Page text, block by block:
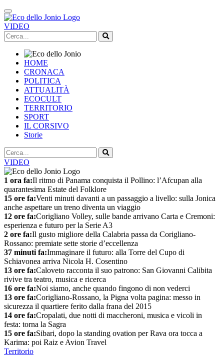
VIDEO
HOME
CRONACA
POLITICA
ATTUALITÀ
ECOCULT
TERRITORIO
SPORT
IL CORSIVO
Storie
VIDEO
1 ora fa:Il ritmo di Panama conquista il Pollino: l’Afcupan alla
quarantesima Estate del Folklore
15 ore fa:Venti minuti davanti a un passaggio a livello: sulla Jonica
anche aspettare un treno diventa un viaggio
12 ore fa:Corigliano Volley, sulle bande arrivano Carta e Cremoni:
esperienza e futuro per la Serie A3
2 ore fa:Il gusto migliore della Calabria passa da Corigliano-
Rossano: premiate sette storie d’eccellenza
37 minuti fa:Immaginare il futuro: alla Torre del Cupo di
Schiavonea arriva Nicola H. Cosentino
13 ore fa:Caloveto racconta il suo patrono: San Giovanni Calibita
rivive tra teatro, musica e ricerca
16 ore fa:Noi siamo, anche quando fingono di non vederci
13 ore fa:Corigliano-Rossano, la Pigna volta pagina: messo in
sicurezza il quartiere ferito dalla frana del 2015
14 ore fa:Cropalati, due notti di maccheroni, musica e vicoli in
festa: torna la Sagra
15 ore fa:Sibari, dopo la standing ovation per Rava ora tocca a
Karima: poi Raiz e Avion Travel
Territorio